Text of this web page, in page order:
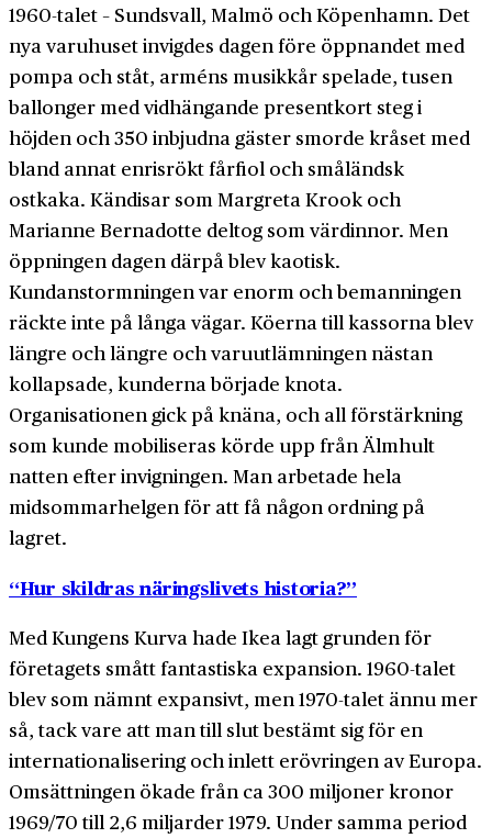
1960-talet – Sundsvall, Malmö och Köpenhamn. Det
nya varuhuset invigdes dagen före öppnandet med
pompa och ståt, arméns musikkår spelade, tusen
ballonger med vidhängande presentkort steg i
höjden och 350 inbjudna gäster smorde kråset med
bland annat enrisrökt fårfiol och småländsk
ostkaka. Kändisar som Margreta Krook och
Marianne Bernadotte deltog som värdinnor. Men
öppningen dagen därpå blev kaotisk.
Kundanstormningen var enorm och bemanningen
räckte inte på långa vägar. Köerna till kassorna blev
längre och längre och varuutlämningen nästan
kollapsade, kunderna började knota.
Organisationen gick på knäna, och all förstärkning
som kunde mobiliseras körde upp från Älmhult
natten efter invigningen. Man arbetade hela
midsommarhelgen för att få någon ordning på
lagret.
“Hur skildras näringslivets historia?”
Med Kungens Kurva hade Ikea lagt grunden för
företagets smått fantastiska expansion. 1960-talet
blev som nämnt expansivt, men 1970-talet ännu mer
så, tack vare att man till slut bestämt sig för en
internationalisering och inlett erövringen av Europa.
Omsättningen ökade från ca 300 miljoner kronor
1969/70 till 2,6 miljarder 1979. Under samma period